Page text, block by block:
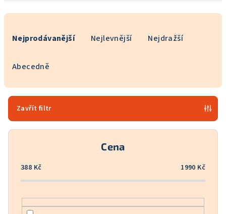
r
o
Nejprodávanější Nejlevnější Nejdražší
Abecedně
Zavřít filtr
Cena
388 Kč 1990 Kč